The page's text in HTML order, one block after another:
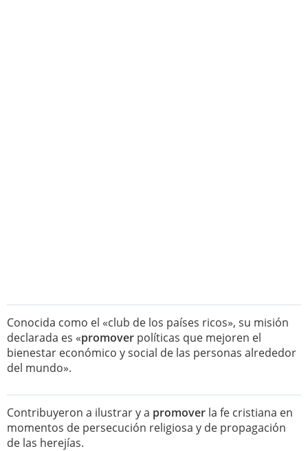
Conocida como el «club de los países ricos», su misión
declarada es «promover políticas que mejoren el
bienestar económico y social de las personas alrededor
del mundo».
Contribuyeron a ilustrar y a promover la fe cristiana en
momentos de persecución religiosa y de propagación
de las herejías.